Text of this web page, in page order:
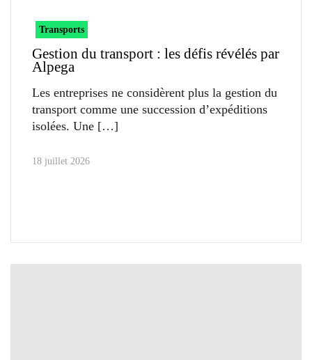
Transports
Gestion du transport : les défis révélés par
Alpega
Les entreprises ne considèrent plus la gestion du
transport comme une succession d’expéditions
isolées. Une
18 juillet 2026